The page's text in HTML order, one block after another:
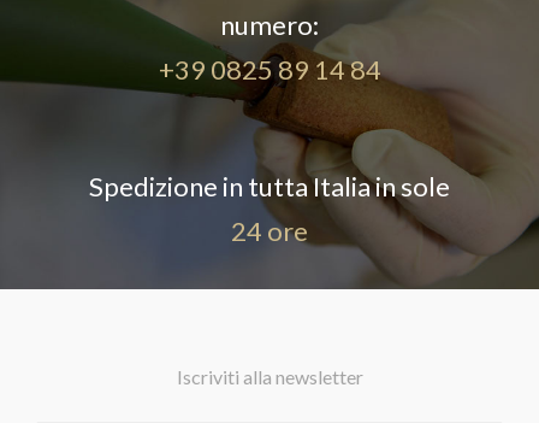
numero:
+39 0825 89 14 84
Spedizione in tutta Italia in sole
24 ore
Iscriviti alla newsletter